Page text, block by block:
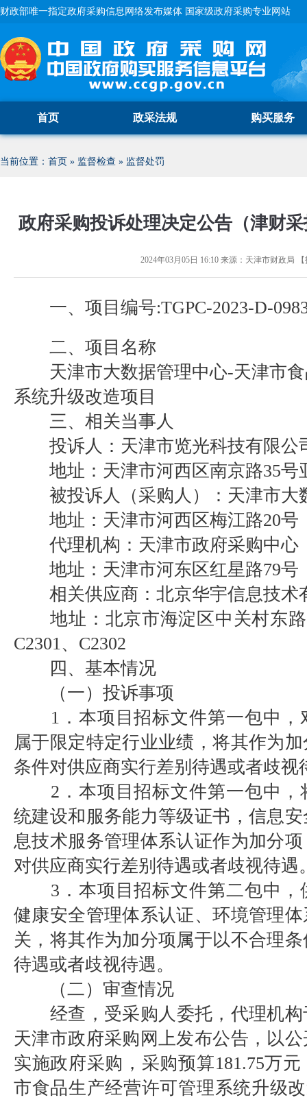
财政部唯一指定政府采购信息网络发布媒体 国家级政府采购专业网站
首页 政采法规 购买服务
当前位置： 首页 » 监督检查 » 监督处罚
政府采购投诉处理决定公告（津财
2024年03月05日 16:10来源： 天津市财政局 【
一、项目编号:TGPC-2023-D-
二、项目名称
天津市大数据管理中心-天津市食
系统升级改造项目
三、相关当事人
投诉人：天津市览光科技有限
地址：天津市河西区南京路35号
被投诉人（采购人）：天津市大
地址：天津市河西区梅江路20号
代理机构：天津市政府采购中心
地址：天津市河东区红星路79号
相关供应商：北京华宇信息技术
地址：北京市海淀区中关村东路
C2301、C2302
四、基本情况
（一）投诉事项
1．本项目招标文件第一包中，
属于限定特定行业业绩，将其作为
条件对供应商实行差别待遇或者歧视
2．本项目招标文件第一包中，
统建设和服务能力等级证书，信息
息技术服务管理体系认证作为加分
对供应商实行差别待遇或者歧视待遇
3．本项目招标文件第二包中，
健康安全管理体系认证、环境管理
关，将其作为加分项属于以不合理
待遇或者歧视待遇。
（二）审查情况
经查，受采购人委托，代理机构
天津市政府采购网上发布公告，以
实施政府采购，采购预算181.75万
市食品生产经营许可管理系统升级